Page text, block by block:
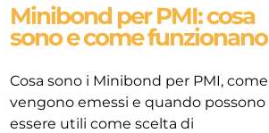
Minibond per PMI: cosa
sono e come funzionano
Cosa sono i Minibond per PMI, come
vengono emessi e quando possono
essere utili come scelta di